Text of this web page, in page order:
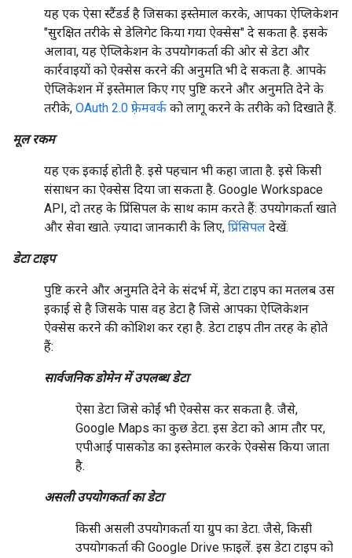
यह एक ऐसा स्टैंडर्ड है जिसका इस्तेमाल करके, आपका ऐप्लिकेशन
"सुरक्षित तरीके से डेलिगेट किया गया ऐक्सेस" दे सकता है. इसके
अलावा, यह ऐप्लिकेशन के उपयोगकर्ता की ओर से डेटा और
कार्रवाइयों को ऐक्सेस करने की अनुमति भी दे सकता है. आपके
ऐप्लिकेशन में इस्तेमाल किए गए पुष्टि करने और अनुमति देने के
तरीके, OAuth 2.0 फ़्रेमवर्क को लागू करने के तरीके को दिखाते हैं.
मूल रकम
यह एक इकाई होती है. इसे पहचान भी कहा जाता है. इसे किसी
संसाधन का ऐक्सेस दिया जा सकता है. Google Workspace
API, दो तरह के प्रिंसिपल के साथ काम करते हैं: उपयोगकर्ता खाते
और सेवा खाते. ज़्यादा जानकारी के लिए, प्रिंसिपल देखें.
डेटा टाइप
पुष्टि करने और अनुमति देने के संदर्भ में, डेटा टाइप का मतलब उस
इकाई से है जिसके पास वह डेटा है जिसे आपका ऐप्लिकेशन
ऐक्सेस करने की कोशिश कर रहा है. डेटा टाइप तीन तरह के होते
हैं:
सार्वजनिक डोमेन में उपलब्ध डेटा
ऐसा डेटा जिसे कोई भी ऐक्सेस कर सकता है. जैसे,
Google Maps का कुछ डेटा. इस डेटा को आम तौर पर,
एपीआई पासकोड का इस्तेमाल करके ऐक्सेस किया जाता
है.
असली उपयोगकर्ता का डेटा
किसी असली उपयोगकर्ता या ग्रुप का डेटा. जैसे, किसी
उपयोगकर्ता की Google Drive फ़ाइलें. इस डेटा टाइप को